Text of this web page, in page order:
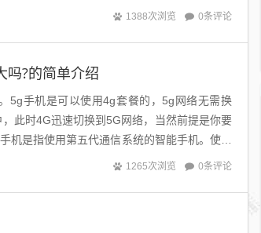
1388次浏览 0条评论
吗?的简单介绍
5g手机是可以使用4g套餐的，5g网络无需换
此时4G迅速切换到5G网络，当然前提是你要
机是指使用第五代通信系统的智能手机。使用
1265次浏览 0条评论